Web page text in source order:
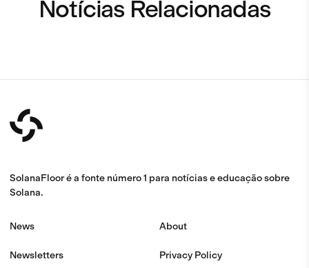
Notícias Relacionadas
SolanaFloor é a fonte número 1 para notícias e educação sobre
Solana.
News
Newsletters
About
Privacy Policy